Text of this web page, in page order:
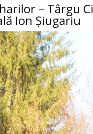
– Târgu
Ion Șiugariu